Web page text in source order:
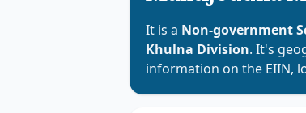
It is a Non-government
Khulna Division. It's
information on the EIIN,